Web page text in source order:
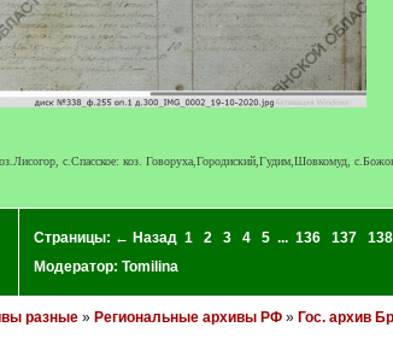
с.Спасское: коз. Говоруха,Городиский,Гудим,Шовкомуд,
Страницы: ← Назад 1 2 3 4 5 ... 136 137 138
Модератор: Tomilina
разные» Региональные архивы РФ» Гос. архив